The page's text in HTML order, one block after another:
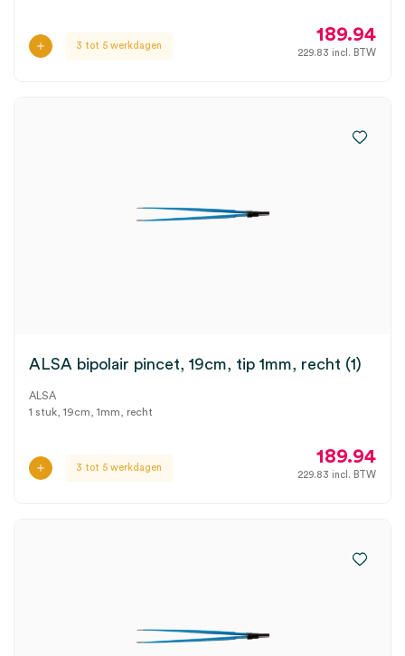
3 tot 5 werkdagen
189.94
229.83 incl. BTW
ALSA bipolair pincet, 19cm, tip 1mm, recht (1)
ALSA
1 stuk, 19cm, 1mm, recht
3 tot 5 werkdagen
189.94
229.83 incl. BTW